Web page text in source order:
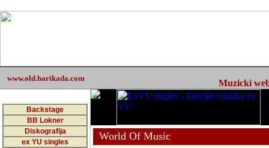
www.old.barikada.com Muzicki
Backstage
BB Lokner
Diskografija
ex YU singles
World Of Music